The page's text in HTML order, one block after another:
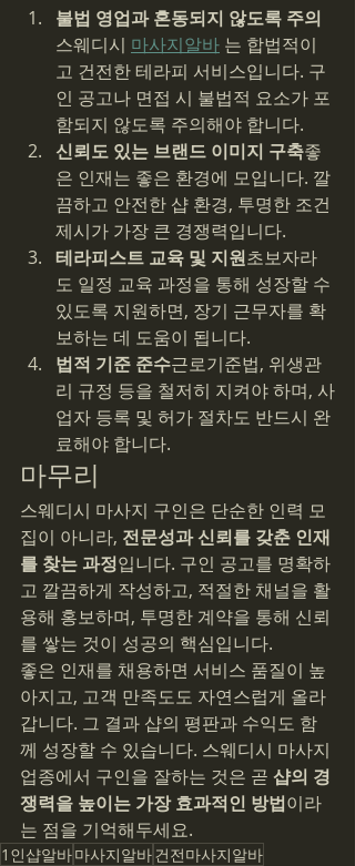
불법 영업과 혼동되지 않도록 주의
스웨디시 마사지알바 는 합법적이
고 건전한 테라피 서비스입니다. 구
인 공고나 면접 시 불법적 요소가 포
함되지 않도록 주의해야 합니다.
신뢰도 있는 브랜드 이미지 구축좋
은 인재는 좋은 환경에 모입니다. 깔
끔하고 안전한 샵 환경, 투명한 조건
제시가 가장 큰 경쟁력입니다.
테라피스트 교육 및 지원초보자라
도 일정 교육 과정을 통해 성장할 수
있도록 지원하면, 장기 근무자를 확
보하는 데 도움이 됩니다.
법적 기준 준수근로기준법, 위생관
리 규정 등을 철저히 지켜야 하며, 사
업자 등록 및 허가 절차도 반드시 완
료해야 합니다.
마무리
스웨디시 마사지 구인은 단순한 인력 모
집이 아니라, 전문성과 신뢰를 갖춘 인재
를 찾는 과정입니다. 구인 공고를 명확하
고 깔끔하게 작성하고, 적절한 채널을 활
용해 홍보하며, 투명한 계약을 통해 신뢰
를 쌓는 것이 성공의 핵심입니다.
좋은 인재를 채용하면 서비스 품질이 높
아지고, 고객 만족도도 자연스럽게 올라
갑니다. 그 결과 샵의 평판과 수익도 함
께 성장할 수 있습니다. 스웨디시 마사지
업종에서 구인을 잘하는 것은 곧 샵의 경
쟁력을 높이는 가장 효과적인 방법이라
는 점을 기억해두세요.
1인샵알바마사지알바건전마사지알바